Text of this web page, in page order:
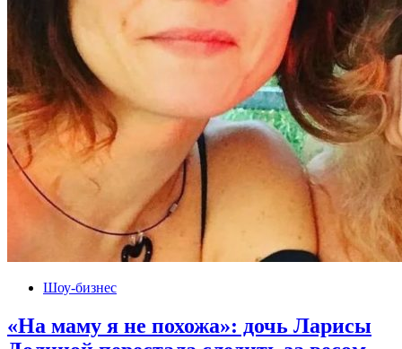
Шоу-бизнес
«На маму я не похожа»: дочь Ларисы